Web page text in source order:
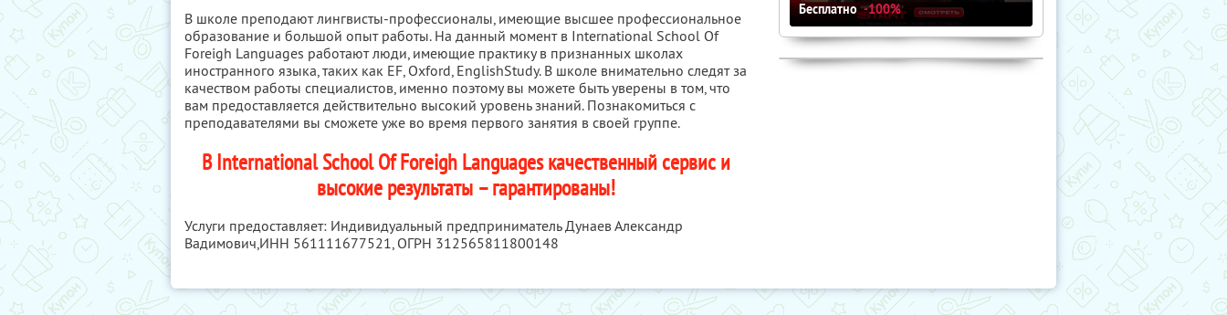
В школе преподают лингвисты-профессионалы, имеющие высшее профессиональное
образование и большой опыт работы. На данный момент в International School Of
Foreigh Languages работают люди, имеющие практику в признанных школах
иностранного языка, таких как EF, Oxford, EnglishStudy. В школе внимательно следят за
качеством работы специалистов, именно поэтому вы можете быть уверены в том, что
вам предоставляется действительно высокий уровень знаний. Познакомиться с
преподавателями вы сможете уже во время первого занятия в своей группе.
В International School Of Foreigh Languages качественный сервис и
высокие результаты – гарантированы!
Услуги предоставляет: Индивидуальный предприниматель Дунаев Александр
Вадимович,ИНН 561111677521, ОГРН 312565811800148
Бесплатно -100%